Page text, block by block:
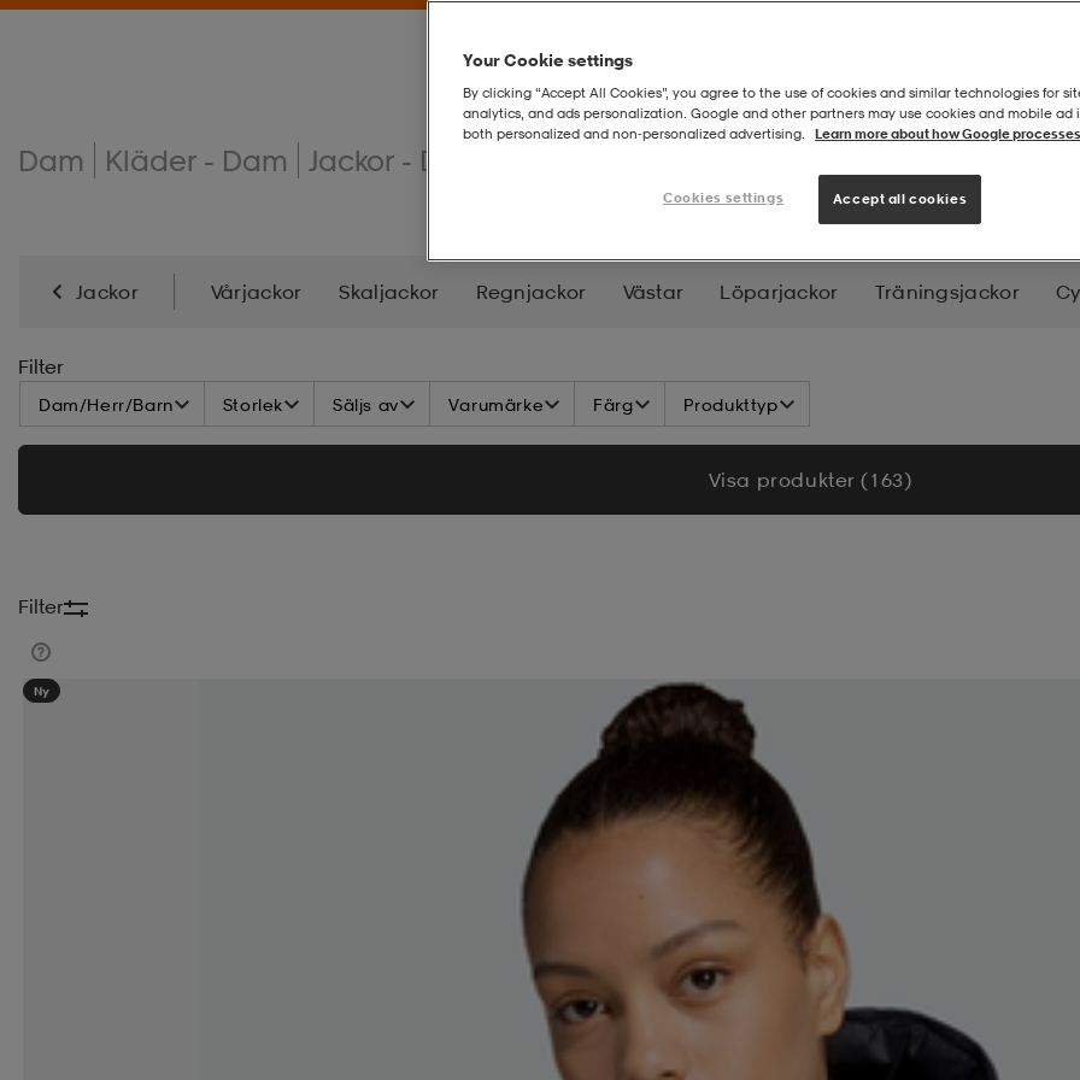
Dam Kläder - Dam Jackor - Dam
Jackor Vårjackor Skaljackor Regnjackor Västar Löparjackor Träningsjackor
Höstjackor
Filter
Dam/Herr/Barn Storlek Säljs av Varumärke Färg Produkttyp
Visa produkter (163)
Filter
Ny
Your Cookie settings
By clicking “Accept All Cookies”, you agree to the use of cookies and similar technologies for
analytics, and ads personalization. Google and other partners may use cookies and mobile ad
both personalized and non‑personalized advertising.
Learn more about how Google
Cookies settings Accept all cookies